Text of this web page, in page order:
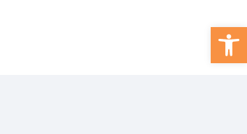
Abrir